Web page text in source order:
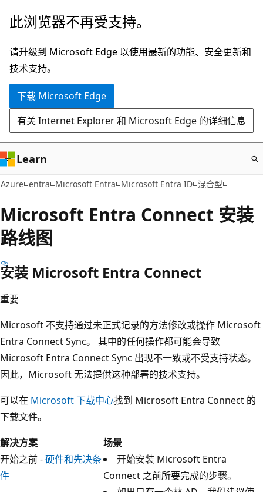
跳
主
要
内
此浏览器不再受支持。
请升级到 Microsoft Edge 以使用最新的功能、安全更新和
技术支持。
下载 Microsoft Edge
有关 Internet Explorer 和 Microsoft Edge 的详细信息
Learn
Azure entra Microsoft Entra Microsoft Entra ID 混合型
Microsoft Entra Connect 安装
路线图
安装 Microsoft Entra Connect
重要
Microsoft 不支持通过未正式记录的方法修改或操作 Microsoft
Entra Connect Sync。 其中的任何操作都可能会导致
Microsoft Entra Connect Sync 出现不一致或不受支持状态。
因此，Microsoft 无法提供这种部署的技术支持。
可以在 Microsoft 下载中心找到 Microsoft Entra Connect 的
下载文件。
解决方案
场景
开始之前 -硬件和先决条
件
开始安装 Microsoft Entra
Connect 之前所要完成的步骤。